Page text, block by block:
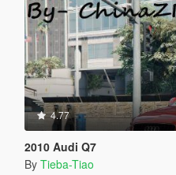
4.77
2010 Audi Q7
By Tieba-Tiao